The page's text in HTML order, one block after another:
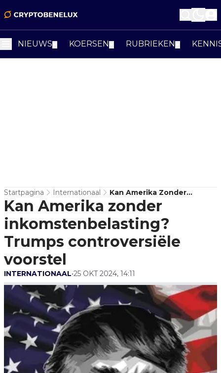
NIEUWS KOERSEN RUBRIEKEN
Startpagina Internationaal
Kan Amerika Zonder
Inkomstenbelasting?
Trumps Controversiële
Voorstel
Kan Amerika zonder
inkomstenbelasting?
Trumps controversiële
voorstel
INTERNATIONAAL•25 OKT 2024, 14:11